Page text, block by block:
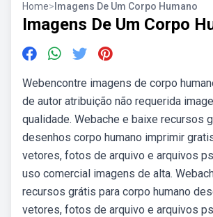
Home> Imagens De Um Corpo Humano
Imagens De Um Corpo
Webencontre imagens de corpo
de autor atribuição não requerida
qualidade. Webache e baixe recursos
desenhos corpo humano imprimir
vetores, fotos de arquivo e arquivos
uso comercial imagens de alta.
recursos grátis para corpo humano
vetores, fotos de arquivo e arquivos